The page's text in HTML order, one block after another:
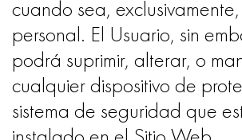
cuando sea,
personal. El Usuario, sin
podrá suprimir, alterar, o
cualquier dispositivo de
sistema de seguridad que